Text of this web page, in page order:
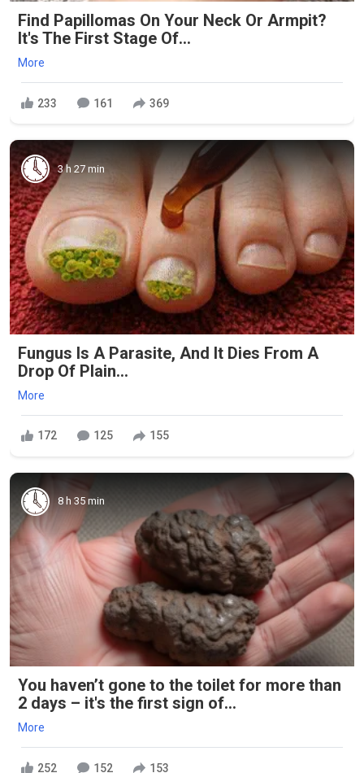
Find Papillomas On Your Neck Or Armpit?
It's The First Stage Of...
More
233 161 369
3 h 27 min
Fungus Is A Parasite, And It Dies From A
Drop Of Plain...
More
172 125 155
8 h 35 min
You haven’t gone to the toilet for more than
2 days – it's the first sign of...
More
252 152 153